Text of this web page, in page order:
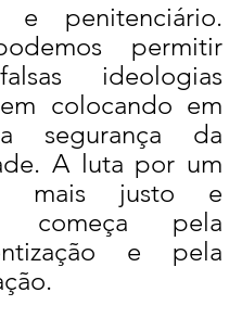
e penitenciário.
permitir
ideologias
colocando em
segurança da
A luta por um
mais justo e
começa pela
e pela